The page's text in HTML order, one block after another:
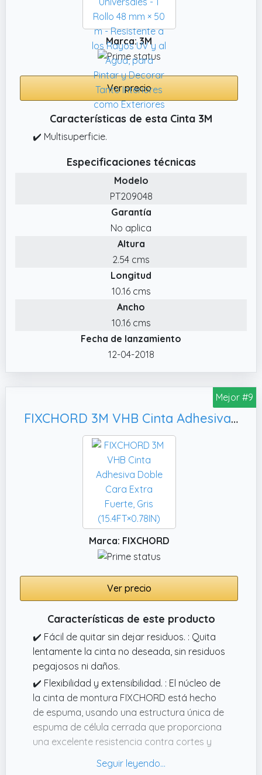
Marca: 3M
Ver precio
Características de esta Cinta 3M
✔️ Multisuperficie.
Especificaciones técnicas
Modelo
PT209048
Garantía
No aplica
Altura
2.54 cms
Longitud
10.16 cms
Ancho
10.16 cms
Fecha de lanzamiento
12-04-2018
Mejor #9
FIXCHORD 3M VHB Cinta Adhesiva Doble Cara Extra Fuerte, Gris (15.4FT×0.78IN)
Marca: FIXCHORD
Ver precio
Características de este producto
✔️ Fácil de quitar sin dejar residuos. : Quita
lentamente la cinta no deseada, sin residuos
pegajosos ni daños.
✔️ Flexibilidad y extensibilidad. : El núcleo de
la cinta de montura FIXCHORD está hecho
de espuma, usando una estructura única de
espuma de célula cerrada que proporciona
una excelente resistencia contra cortes y